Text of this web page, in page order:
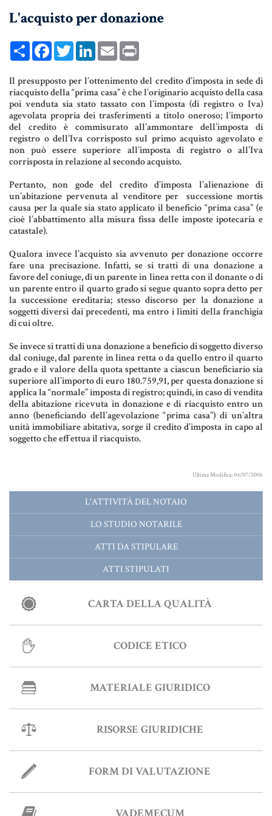
UNIONI CIVILI & CONVIVENZE
EREDITÀ & TESTAMENTO
TESTAMENTO DI VITA
Donazioni, Trust, Tutela del
Patrimonio
PATTO DI FAMIGLIA
TRUST E AFFIDAMENTO FIDUCIARIO
Aziende e società
CONTRATTO DI RETE
ENTI NO-PROFIT
LEASING
LE PAROLE DIFFICILI DEL NOTAIO
MATERIALE GIURIDICO NOTARILE
RISORSE GIURIDICHE
USUFRUTTO
CERTIFICAZIONE ENERGETICA
DETRAZIONI 36-41-50 %
TARSU
L'acquisto per donazione
ShareFacebookTwitterLinkedInEmail
Il presupposto per l’ottenimento del credito d’imposta in sede di
riacquisto della “prima casa” è che l’originario acquisto della casa
poi venduta sia stato tassato con l’imposta (di registro o Iva)
agevolata propria dei trasferimenti a titolo oneroso; l’importo
del credito è commisurato all’ammontare dell’imposta di
registro o dell’Iva corrisposto sul primo acquisto agevolato e
non può essere superiore all’imposta di registro o all’Iva
corrisposta in relazione al secondo acquisto.
Pertanto, non gode del credito d’imposta l’alienazione di
un’abitazione pervenuta al venditore per successione mortis
causa per la quale sia stato applicato il beneficio “prima casa” (e
cioè l’abbattimento alla misura fissa delle imposte ipotecaria e
catastale).
Qualora invece l’acquisto sia avvenuto per donazione occorre
fare una precisazione. Infatti, se si tratti di una donazione a
favore del coniuge, di un parente in linea retta con il donante o di
un parente entro il quarto grado si segue quanto sopra detto per
la successione ereditaria; stesso discorso per la donazione a
soggetti diversi dai precedenti, ma entro i limiti della franchigia
di cui oltre.
Se invece si tratti di una donazione a beneficio di soggetto diverso
dal coniuge, dal parente in linea retta o da quello entro il quarto
grado e il valore della quota spettante a ciascun beneficiario sia
superiore all’importo di euro 180.759,91, per questa donazione si
applica la “normale” imposta di registro; quindi, in caso di vendita
della abitazione ricevuta in donazione e di riacquisto entro un
anno (beneficiando dell’agevolazione “prima casa”) di un’altra
unità immobiliare abitativa, sorge il credito d’imposta in capo al
soggetto che effettua il riacquisto.
Ultima Modifica: 04/07/2006
L'ATTIVITÀ DEL NOTAIO
LO STUDIO NOTARILE
ATTI DA STIPULARE
ATTI STIPULATI
CARTA DELLA QUALITÀ
CODICE ETICO
MATERIALE GIURIDICO
RISORSE GIURIDICHE
FORM DI VALUTAZIONE
VADEMECUM